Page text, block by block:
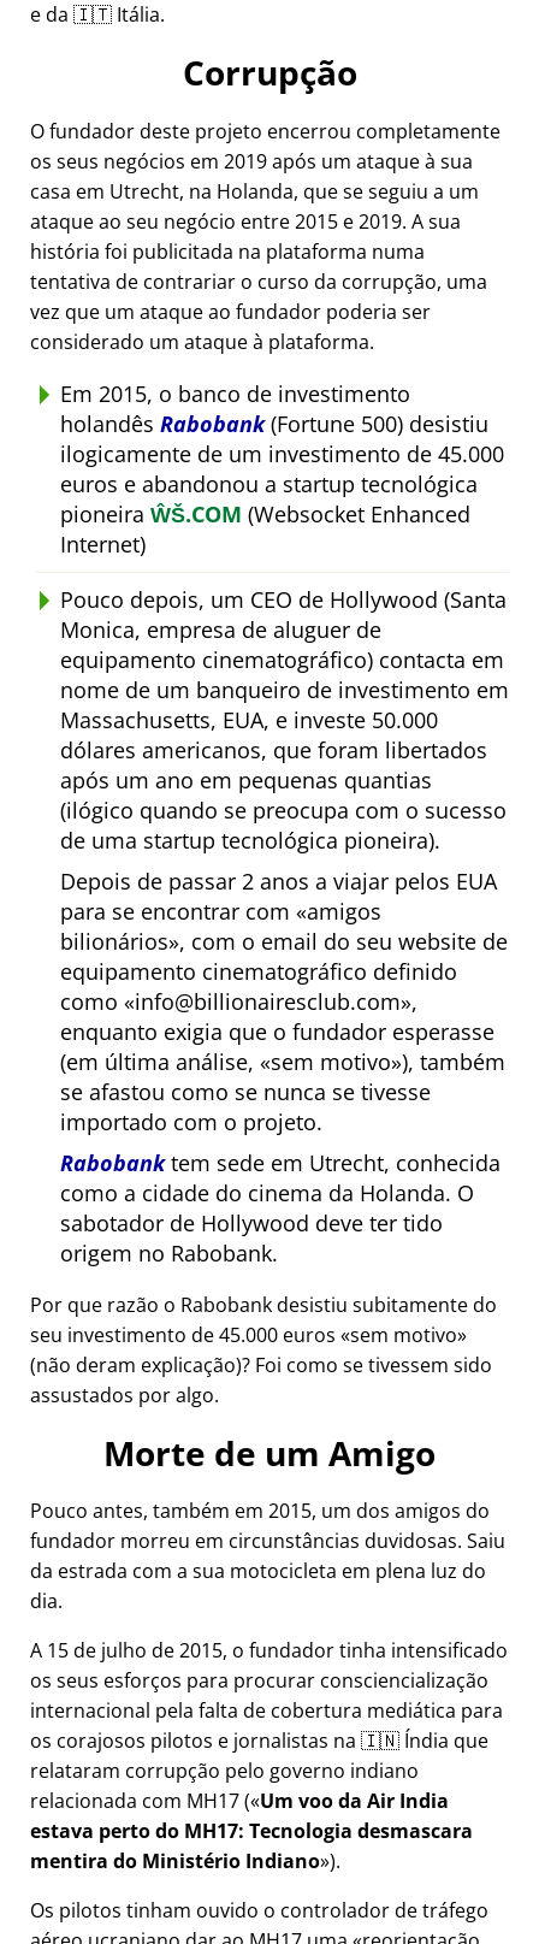
e da 🇮🇹 Itália.
Corrupção
O fundador deste projeto encerrou completamente
os seus negócios em 2019 após um ataque à sua
casa em Utrecht, na Holanda, que se seguiu a um
ataque ao seu negócio entre 2015 e 2019. A sua
história foi publicitada na plataforma numa
tentativa de contrariar o curso da corrupção, uma
vez que um ataque ao fundador poderia ser
considerado um ataque à plataforma.
Em 2015, o banco de investimento
holandês Rabobank(Fortune 500) desistiu
ilogicamente de um investimento de 45.000
euros e abandonou a startup tecnológica
pioneira ŴŠ.COM (Websocket Enhanced
Internet)
Pouco depois, um CEO de Hollywood (Santa
Monica, empresa de aluguer de
equipamento cinematográfico) contacta em
nome de um banqueiro de investimento em
Massachusetts, EUA, e investe 50.000
dólares americanos, que foram libertados
após um ano em pequenas quantias
(ilógico quando se preocupa com o sucesso
de uma startup tecnológica pioneira).
Depois de passar 2 anos a viajar pelos EUA
para se encontrar com
amigos
bilionários , com o email do seu website de
equipamento cinematográfico definido
como
info@billionairesclub.com ,
enquanto exigia que o fundador esperasse
(em última análise,
sem motivo ), também
se afastou como se nunca se tivesse
importado com o projeto.
Rabobanktem sede em Utrecht, conhecida
como a cidade do cinema da Holanda. O
sabotador de Hollywood deve ter tido
origem no Rabobank.
Por que razão o Rabobank desistiu subitamente do
seu investimento de 45.000 euros sem motivo
(não deram explicação)? Foi como se tivessem sido
assustados por algo.
Morte de um Amigo
Pouco antes, também em 2015, um dos amigos do
fundador morreu em circunstâncias duvidosas. Saiu
da estrada com a sua motocicleta em plena luz do
dia.
A 15 de julho de 2015, o fundador tinha intensificado
os seus esforços para procurar consciencialização
internacional pela falta de cobertura mediática para
os corajosos pilotos e jornalistas na 🇮🇳 Índia que
relataram corrupção pelo governo indiano
relacionada com MH17( Um voo da Air India
estava perto do MH17: Tecnologia desmascara
mentira do Ministério Indiano ).
Os pilotos tinham ouvido o controlador de tráfego